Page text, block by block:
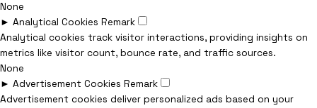
None
► Analytical Cookies Remark
Analytical cookies track visitor interactions, providing insights on
metrics like visitor count, bounce rate, and traffic sources.
None
► Advertisement Cookies Remark
Advertisement cookies deliver personalized ads based on your